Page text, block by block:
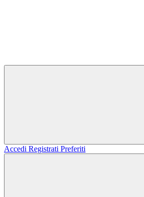
Accedi Registrati Preferiti